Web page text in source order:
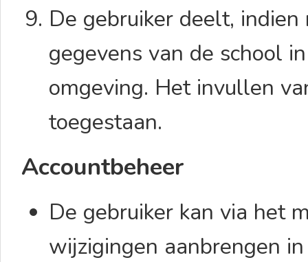
De gebruiker deelt,
gegevens van de school
omgeving. Het invullen
toegestaan.
Accountbeheer
De gebruiker kan via het
wijzigingen aanbrengen